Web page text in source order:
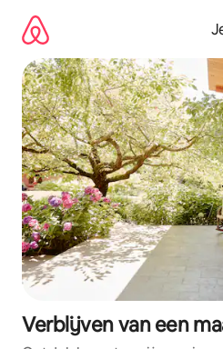
direct
naar
inhoud
Verblijven van een